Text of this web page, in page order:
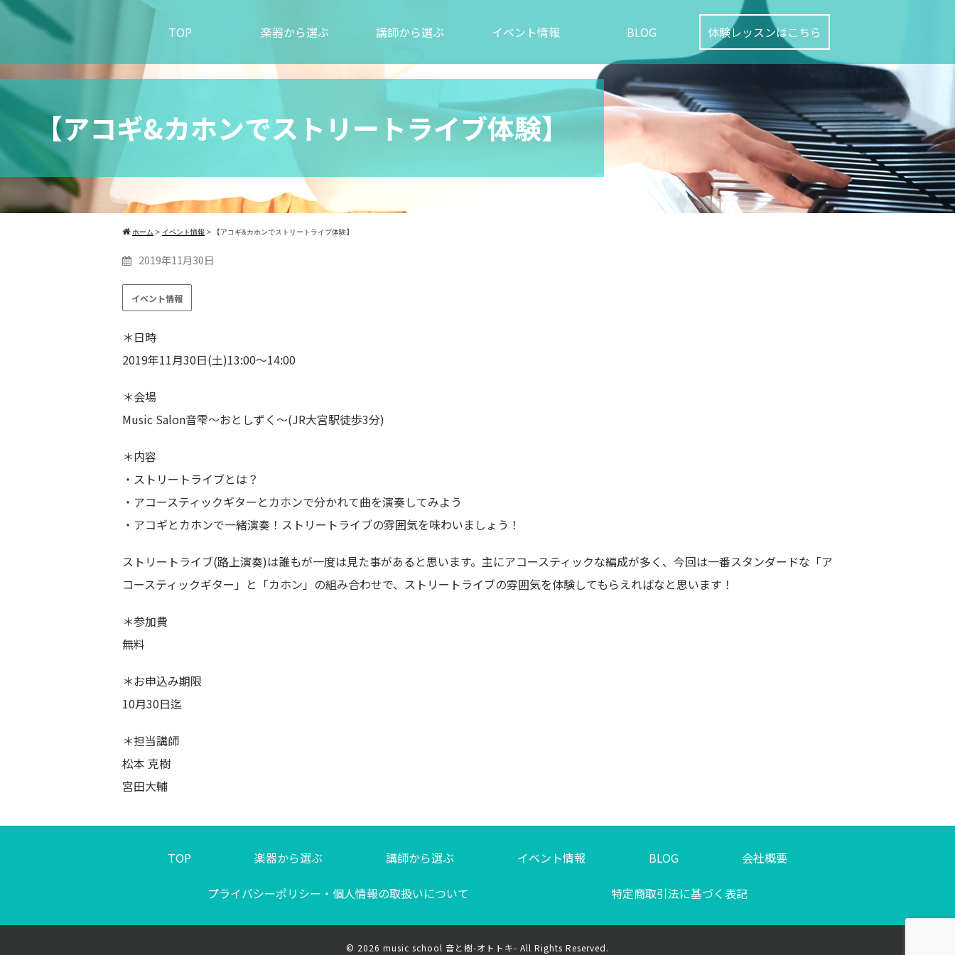
TOP 楽器から選ぶ 講師から選ぶ イベント情報 BLOG 体験レッスンはこちら
【アコギ&カホンでストリートライブ体験】
ホーム > イベント情報 > 【アコギ&カホンでストリートライブ体験】
2019年11月30日
イベント情報
＊日時
2019年11月30日(土)13:00〜14:00
＊会場
Music Salon音雫〜おとしずく〜(JR大宮駅徒歩3分)
＊内容
・ストリートライブとは？
・アコースティックギターとカホンで分かれて曲を演奏してみよう
・アコギとカホンで一緒演奏！ストリートライブの雰囲気を味わいましょう！
ストリートライブ(路上演奏)は誰もが一度は見た事があると思います。主にアコースティックな編成が多く、今回は一番スタンダードな「ア
コースティックギター」と「カホン」の組み合わせで、ストリートライブの雰囲気を体験してもらえればなと思います！
＊参加費
無料
＊お申込み期限
10月30日迄
＊担当講師
松本 克樹
宮田大輔
TOP 楽器から選ぶ 講師から選ぶ イベント情報 BLOG 会社概要
プライバシーポリシー・個人情報の取扱いについて 特定商取引法に基づく表記
© 2026 music school 音と樹-オトトキ- All Rights Reserved.